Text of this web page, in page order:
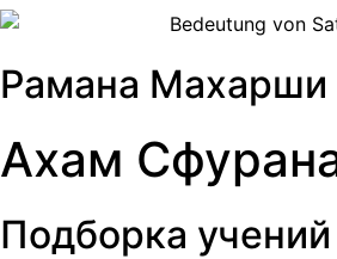
Рамана Махарши
Ахам
Подборка учений